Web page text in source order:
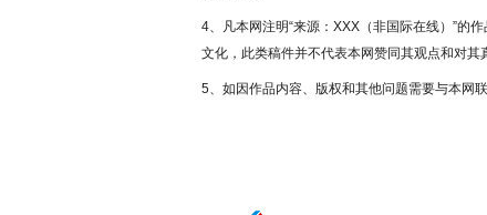
4、凡本网注明“来源：XXX（非国际在线）”的
文化，此类稿件并不代表本网赞同其观点和对其
5、如因作品内容、版权和其他问题需要与本网